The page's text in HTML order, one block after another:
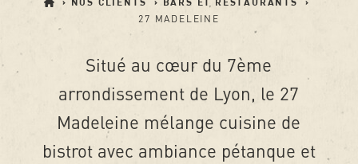
27 MADELEINE
Situé au cœur du 7ème
arrondissement de Lyon, le 27
Madeleine mélange cuisine de
bistrot avec ambiance pétanque et